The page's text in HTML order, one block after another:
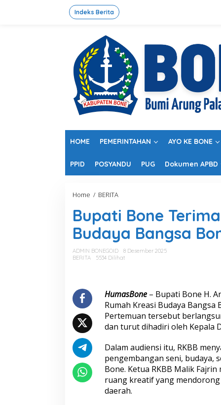
Indeks Berita
HOME PEMERINTAHAN AYO KE BONE
PPID POSYANDU PUG Dokumen APBD
Home / BERITA
p
a
t
i
o
e
m
a
u
i
e
n
s
Bupati Bone
Budaya Bangsa
ADMIN BONEGOID
8 Desember 2025
BERITA
5534 Dilihat
HumasBone – Bupati Bone H.
Rumah Kreasi Budaya Bangsa
Pertemuan tersebut
dan turut dihadiri oleh Kepala
Dalam audiensi itu, RKBB
pengembangan seni, budaya,
Bone. Ketua RKBB Malik
ruang kreatif yang
daerah.